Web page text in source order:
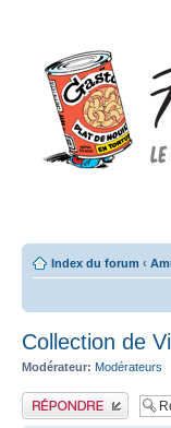
Index du forum ‹
Collection de
Modérateur: Modérateurs
Publier une réponse